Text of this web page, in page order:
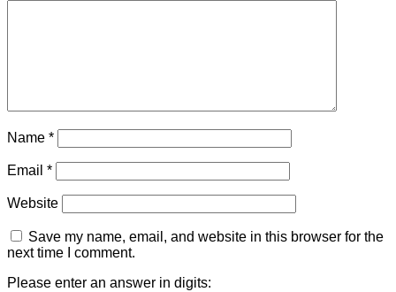
Name *
Email *
Website
Save my name, email, and website in this browser for the
next time I comment.
Please enter an answer in digits: